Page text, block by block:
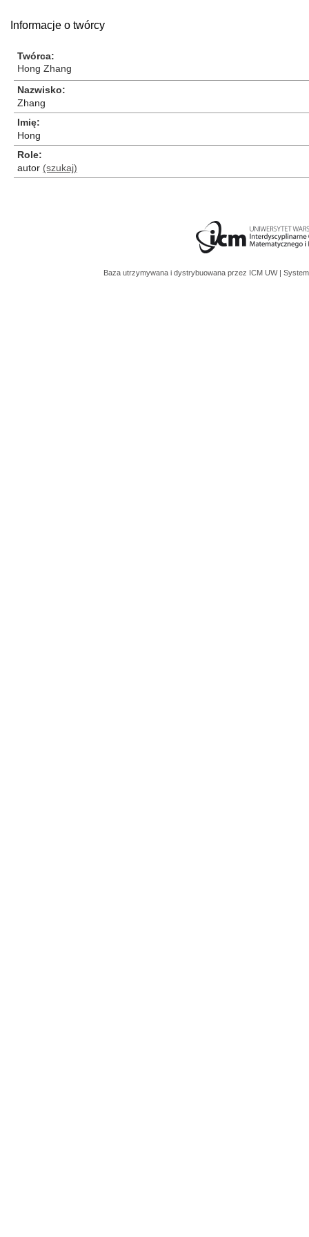
Informacje o twórcy
Twórca
Hong Zhang
Nazwisko
Zhang
Imię
Hong
Role
autor (szukaj)
Baza utrzymywana i dystrybuowana przez ICM UW |